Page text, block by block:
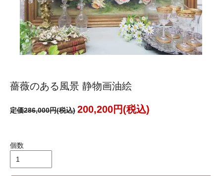
薔薇のある風景 静物画油絵
定価286,000円(税込) 200,200円(税込)
個数